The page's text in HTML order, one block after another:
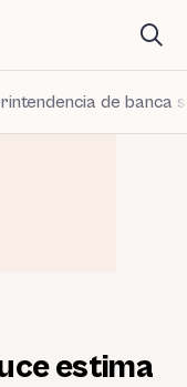
de banca
estima